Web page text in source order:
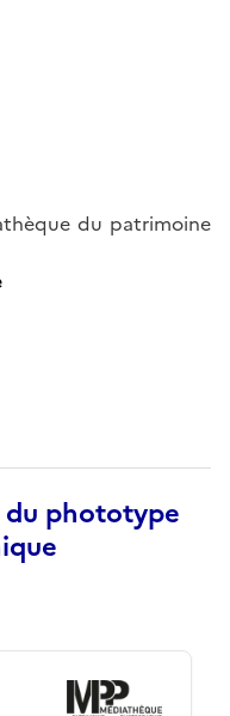
du patrimoine
phototype